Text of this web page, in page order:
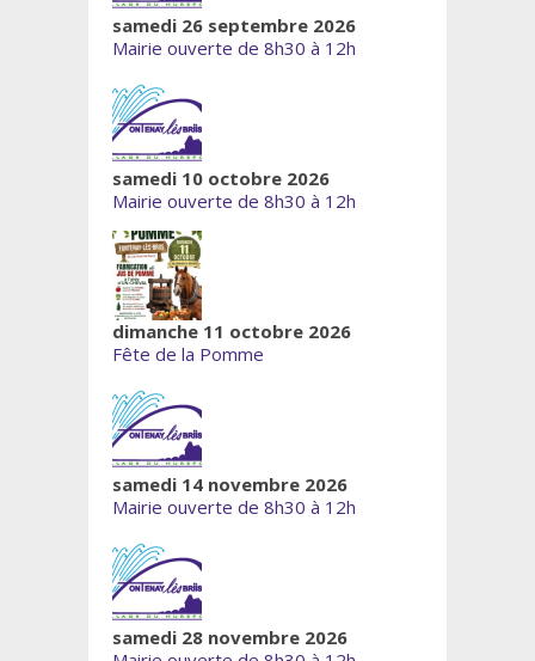
samedi 26 septembre 2026
Mairie ouverte de 8h30 à 12h
samedi 10 octobre 2026
Mairie ouverte de 8h30 à 12h
dimanche 11 octobre 2026
Fête de la Pomme
samedi 14 novembre 2026
Mairie ouverte de 8h30 à 12h
samedi 28 novembre 2026